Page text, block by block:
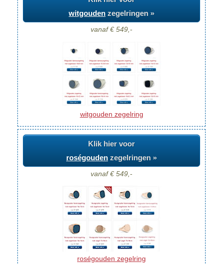
witgouden zegelringen »
vanaf € 549,-
witgouden zegelring
Klik hier voor
roségouden zegelringen »
vanaf € 549,-
roségouden zegelring